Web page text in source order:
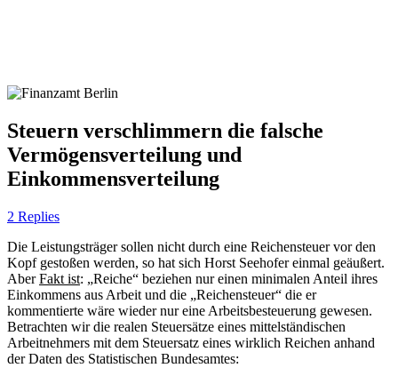
Steuern verschlimmern die falsche
Vermögensverteilung und
Einkommensverteilung
2 Replies
Die Leistungsträger sollen nicht durch eine Reichensteuer vor den
Kopf gestoßen werden, so hat sich Horst Seehofer einmal geäußert.
AberFakt ist: „Reiche“ beziehen nur einen minimalen Anteil ihres
Einkommens aus Arbeit und die „Reichensteuer“ die er
kommentierte wäre wieder nur eine Arbeitsbesteuerung gewesen.
Betrachten wir die realen Steuersätze eines mittelständischen
Arbeitnehmers mit dem Steuersatz eines wirklich Reichen anhand
der Daten des Statistischen Bundesamtes: